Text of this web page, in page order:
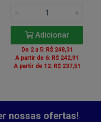
Adicionar
De 2 a 5: R$ 248,31
A partir de 6: R$ 242,91
A partir de 12: R$ 237,51
nossas ofertas!